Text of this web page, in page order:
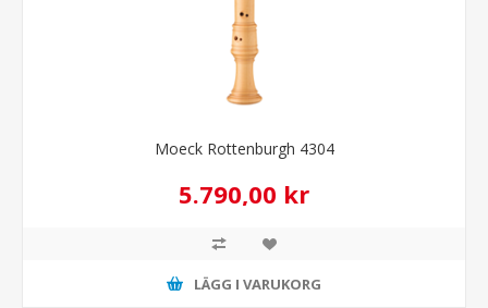
Moeck Rottenburgh 4304
5.790,00 kr
LÄGG I VARUKORG